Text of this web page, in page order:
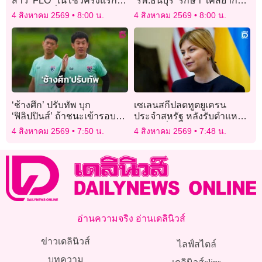
ไทย เอฟซีตื่นเต้นหนักมาก
4 สิงหาคม 2569 8:00 น.
โรคกระดูกสันหลัง’
4 สิงหาคม 2569 8:00 น.
‘ช้างศึก’ ปรับทัพ บุก
‘ฟิลิปปินส์’ ถ้าชนะเข้ารอบ
บอลอาเซียนคัพ
4 สิงหาคม 2569 7:50 น.
เซเลนสกีปลดทูตยูเครน
ประจำสหรัฐ หลังรับตำแหน่ง
ไม่ถึงหนึ่งปี
4 สิงหาคม 2569 7:48 น.
อ่านความจริง อ่านเดลินิวส์
ข่าวเดลินิวส์
บทความ
ไลฟ์สไตล์